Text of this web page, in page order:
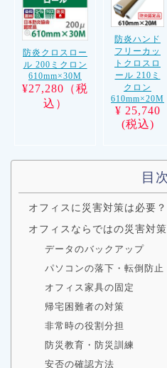
防炎クロスロー
ル 200ミクロン
610mm×30M
¥27,280（税
込）
防炎ハンド
フリーカッ
トクロスロ
ール 210ミ
クロン
610mm×20M
¥ 25,740
(税込)
目次
オフィスに災害対策は必要？
オフィスならではの災害対
データのバックアップ
パソコンの落下・転倒防止
オフィス家具の固定
帰宅困難者の対策
非常時の役割分担
防災教育・防災訓練
安否の確認方法